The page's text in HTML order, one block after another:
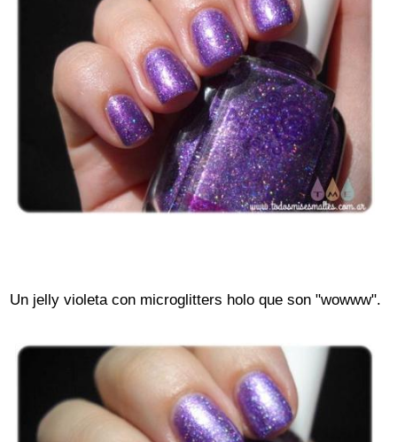
Un jelly violeta con microglitters holo que son "wowww".